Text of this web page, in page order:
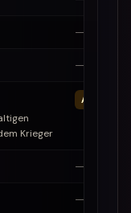
—
—
Krieger
AKTIV
—
—